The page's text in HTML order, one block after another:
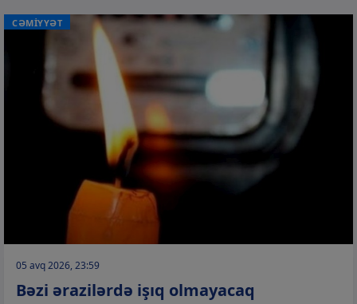
CƏMİYYƏT
05 avq 2026, 23:59
Bəzi ərazilərdə işıq olmayacaq